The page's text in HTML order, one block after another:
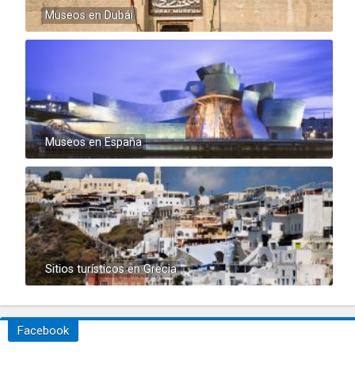
Museos en Dubái
Museos en España
Sitios turísticos en Grecia
Facebook